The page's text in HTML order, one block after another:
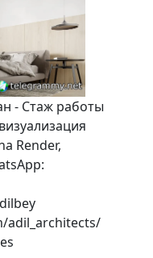
- Стаж работы
Render,
adil_architects/